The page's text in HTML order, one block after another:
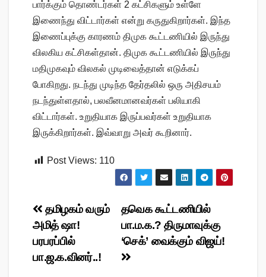
பார்க்கும் தொண்டர்கள் 2 கட்சிகளும் உள்ளே
இணைந்து விட்டார்கள் என்று கருதுகிறார்கள். இந்த
இணைப்புக்கு காரணம் திமுக கூட்டணியில் இருந்து
விலகிய கட்சிகள்தான். திமுக கூட்டணியில் இருந்து
மதிமுகவும் விலகல் முடிவைத்தான் எடுக்கப்
போகிறது. நடந்து முடிந்த தேர்தலில் ஒரு அதிசயம்
நடந்துள்ளதால், பலவீனமானவர்கள் பலியாகி
விட்டார்கள். உறுதியாக இருப்பவர்கள் உறுதியாக
இருக்கிறார்கள். இவ்வாறு அவர் கூறினார்.
Post Views: 110
Post
navigation
தவெக கூட்டணியில்
பா.ம.க.? திருமாவுக்கு
‘செக்’ வைக்கும் விஜய்!
தமிழகம் வரும்
அமித் ஷா!
பரபரப்பில்
பா.ஜ.க.வினர்..!